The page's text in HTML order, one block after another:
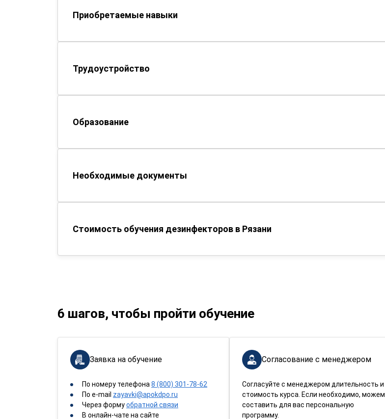
Приобретаемые навыки
Трудоустройство
Образование
Необходимые документы
Стоимость обучения дезинфекторов в Рязани
6 шагов, чтобы пройти обучение
Заявка на обучение
По номеру телефона 8 (800) 301-78-62
По e-mail zayavki@apokdpo.ru
Через формуобратной связи
В онлайн-чате на сайте
Согласование с менеджером
Согласуйте с менеджером длительность и
стоимость курса. Если необходимо, можем
составить для вас персональную
программу.